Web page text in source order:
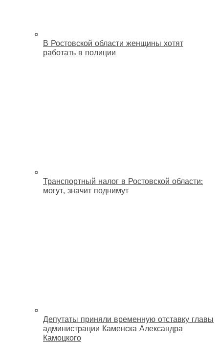
В Ростовской области женщины хотят
работать в полиции
Транспортный налог в Ростовской области:
могут, значит поднимут
Депутаты приняли временную отставку главы
администрации Каменска Александра
Камоцкого